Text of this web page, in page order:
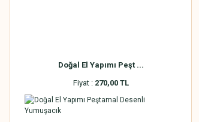
Doğal El Yapımı Peşt ...
Fiyat : 270,00 TL